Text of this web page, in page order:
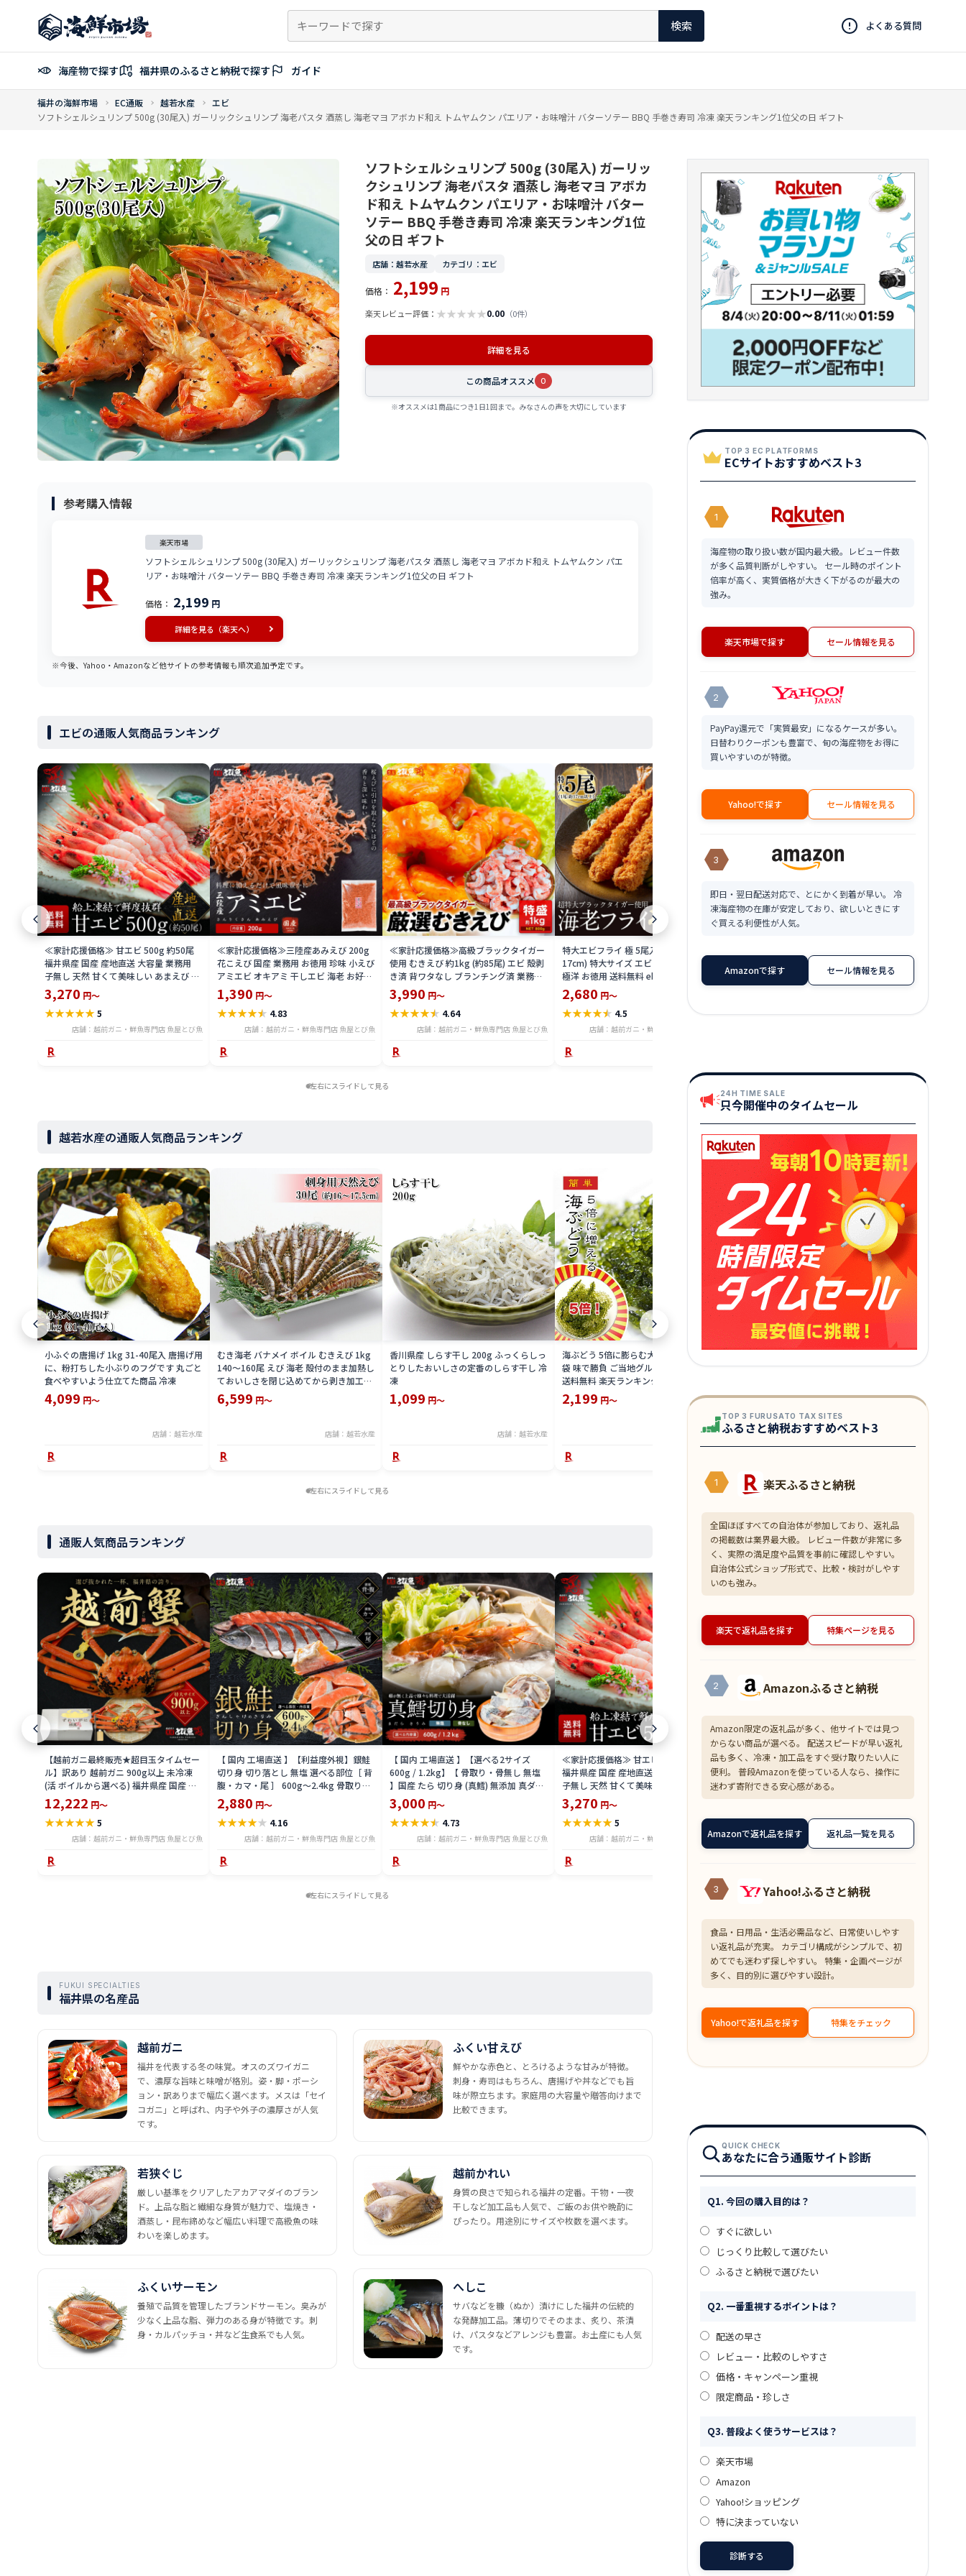
ン
へ
検索 よくある質問
海産物で探す 福井県のふるさと納税で探す ガイド
福井の海鮮市場 EC通販 越若水産
エビ
ソフトシェルシュリンプ 500g (30尾入) ガーリックシュリンプ 海老パスタ 酒蒸し 海老マヨ アボカド和え トムヤムクン パエリア・お味噌汁 バターソテー BBQ 手巻き寿司 冷凍 楽天ランキング1位父の日 ギフト
ソフトシェルシュリンプ 500g (30尾入) ガーリッ
クシュリンプ 海老パスタ 酒蒸し 海老マヨ アボカ
ド和え トムヤムクン パエリア・お味噌汁 バター
ソテー BBQ 手巻き寿司 冷凍 楽天ランキング1位
父の日 ギフト
店舗：越若水産 カテゴリ：エビ
価格： 2,199 円
楽天レビュー評価： ★★★★★0.00 （0件）
詳細を見る
この商品オススメ 0
※オススメは1商品につき1日1回まで。みなさんの声を大切にしています
参考購入情報
楽天市場
ソフトシェルシュリンプ 500g (30尾入) ガーリックシュリンプ 海老パスタ 酒蒸し 海老マヨ アボカド和え トムヤムクン パエ
リア・お味噌汁 バターソテー BBQ 手巻き寿司 冷凍 楽天ランキング1位父の日 ギフト
価格： 2,199 円
詳細を見る（楽天へ）
※今後、Yahoo・Amazonなど他サイトの参考情報も順次追加予定です。
エビの通販人気商品ランキング
≪家計応援価格≫ 甘エビ 500g 約50尾
福井県産 国産 産地直送 大容量 業務用
子無し 天然 甘くて美味しい あまえび ア
マエビ お刺身 お寿司 バーベキュー 船上
凍結 送料無料 amaebis
3,270 円～
★★★★★5
店舗：越前ガニ・鮮魚専門店 魚屋とび魚
≪家計応援価格≫三陸産あみえび 200g
花こえび 国産 業務用 お徳用 珍味 小えび
アミエビ オキアミ 干しエビ 海老 お好み
焼き チャーハン 焼きそば かき揚げ おつ
まみ 送料無料 amiebi2504
1,390 円～
★★★★★ 4.83
店舗：越前ガニ・鮮魚専門店 魚屋とび魚
≪家計応援価格≫高級ブラックタイガー
使用 むきえび 約1kg (約85尾) エビ 殻剥
き済 背ワタなし ブランチング済 業務用
お徳用 送料無料 eb2302-13ka
3,990 円～
★★★★★ 4.64
店舗：越前ガニ・鮮魚専門店 魚屋とび魚
特大エビフライ 極 5尾入 (1尾当たり約
17cm) 特大サイズ エビ 薄衣 キョクヨー
極洋 お徳用 送料無料 ebf2303-1a
2,680 円～
★★★★★ 4.5
店舗：越前ガニ・鮮魚専門店 魚屋とび魚
お徳用 珍味 小えび アキアミ 干しエビ 海
老 お好み焼き チャーハン 焼きそば かき
揚げ おつまみ 送料無料 c_hoshiebi2504
★★★★★3.71
えび ホッコク
格 限定 楽天
8,680
★
左右にスライドして見る
越若水産の通販人気商品ランキング
小ふぐの唐揚げ 1kg 31-40尾入 唐揚げ用
に、粉打ちした小ぶりのフグです 丸ごと
食べやすいよう仕立てた商品 冷凍
4,099 円～
店舗：越若水産
むき海老 バナメイ ボイル むきえび 1kg
140〜160尾 えび 海老 殻付のまま加熱し
ておいしさを閉じ込めてから剥き加工を
した ボイル むきえび えび本来の旨みと
歯ざわりを楽しめる無保水タイプ 冷凍
6,599 円～
店舗：越若水産
香川県産 しらす干し 200g ふっくらしっ
とりしたおいしさの定番のしらす干し 冷
凍
1,099 円～
店舗：越若水産
海ぶどう 5倍に膨らむ大容量 x3パック 6
袋 味で勝負 ご当地グルメ 常温 メール便
送料無料 楽天ランキング1位父の日 ギフ
ト
2,199 円～
店舗：越若水産
な脂の天然日本さばの塩焼です 解凍だけ
1,199円～
店舗：越若水産
エイヒレ 冷
どに旨みの出
凍 えいひれ え
3,799
左右にスライドして見る
通販人気商品ランキング
【越前ガニ最終販売★超目玉タイムセー
ル】訳あり 越前ガニ 900g以上 未冷凍
(活 ボイルから選べる) 福井県産 国産 産
地直送 脚折れ 訳ありカニ 越前がに ズワ
イガニ 越前 かに 送料無料 etz-900w
12,222 円～
★★★★★5
店舗：越前ガニ・鮮魚専門店 魚屋とび魚
【 国内 工場直送 】【利益度外視】銀鮭
切り身 切り落とし 無塩 選べる部位［ 背
腹・カマ・尾 ］ 600g〜2.4kg 骨取り・
骨無し 骨あり 切り落とし 骨取り・骨無
し 切身 ses2301-12ka
2,880 円～
★★★★★ 4.16
店舗：越前ガニ・鮮魚専門店 魚屋とび魚
【 国内 工場直送 】【選べる2サイズ
600g / 1.2kg】【 骨取り・骨無し 無塩
】国産 たら 切り身 (真鱈) 無添加 真ダラ
骨抜き 鍋 フライ ホイル焼き 送料無料
tar2306-12ka
3,000 円～
★★★★★ 4.73
店舗：越前ガニ・鮮魚専門店 魚屋とび魚
≪家計応援価格≫ 甘エビ 500g 約50尾
福井県産 国産 産地直送 大容量 業務用
子無し 天然 甘くて美味しい あまえび ア
マエビ お刺身 お寿司 バーベキュー 船上
凍結 送料無料 amaebis
3,270 円～
★★★★★5
店舗：越前ガニ・鮮魚専門店 魚屋とび魚
【超目玉】ズワイガニ むき身 爪下 1kg
(解凍後800g) 蟹 かに 冷凍 訳あり 送料無
料 zkani2410
6,999
★★★★★4.33
店舗：越前ガニ・鮮魚専門店 魚屋とび魚
焼き チャーハ
1,390
★
左右にスライドして見る
FUKUI SPECIALTIES
福井県の名産品
越前ガニ
福井を代表する冬の味覚。オスのズワイガニ
で、濃厚な旨味と味噌が格別。姿・脚・ポーシ
ョン・訳ありまで幅広く選べます。メスは「セイ
コガニ」と呼ばれ、内子や外子の濃厚さが人気
です。
ふくい甘えび
鮮やかな赤色と、とろけるような甘みが特徴。
刺身・寿司はもちろん、唐揚げや丼などでも旨
味が際立ちます。家庭用の大容量や贈答向けまで
比較できます。
若狭ぐじ
厳しい基準をクリアしたアカアマダイのブラン
ド。上品な脂と繊細な身質が魅力で、塩焼き・
酒蒸し・昆布締めなど幅広い料理で高級魚の味
わいを楽しめます。
越前かれい
身質の良さで知られる福井の定番。干物・一夜
干しなど加工品も人気で、ご飯のお供や晩酌に
ぴったり。用途別にサイズや枚数を選べます。
ふくいサーモン
養殖で品質を管理したブランドサーモン。臭みが
少なく上品な脂、弾力のある身が特徴です。刺
身・カルパッチョ・丼など生食系でも人気。
へしこ
サバなどを糠（ぬか）漬けにした福井の伝統的
な発酵加工品。薄切りでそのまま、炙り、茶漬
け、パスタなどアレンジも豊富。お土産にも人気
です。
TOP 3 EC PLATFORMS
ECサイトおすすめベスト3
1
海産物の取り扱い数が国内最大級。レビュー件数
が多く品質判断がしやすい。 セール時のポイント
倍率が高く、実質価格が大きく下がるのが最大の
強み。
楽天市場で探す セール情報を見る
2
PayPay還元で「実質最安」になるケースが多い。
日替わりクーポンも豊富で、旬の海産物をお得に
買いやすいのが特徴。
Yahoo!で探す セール情報を見る
3
即日・翌日配送対応で、とにかく到着が早い。 冷
凍海産物の在庫が安定しており、欲しいときにす
ぐ買える利便性が人気。
Amazonで探す セール情報を見る
24H TIME SALE
只今開催中のタイムセール
TOP 3 FURUSATO TAX SITES
ふるさと納税おすすめベスト3
1 楽天ふるさと納税
全国ほぼすべての自治体が参加しており、返礼品
の掲載数は業界最大級。 レビュー件数が非常に多
く、実際の満足度や品質を事前に確認しやすい。
自治体公式ショップ形式で、比較・検討がしやす
いのも強み。
楽天で返礼品を探す 特集ページを見る
2 Amazonふるさと納税
Amazon限定の返礼品が多く、他サイトでは見つ
からない商品が選べる。 配送スピードが早い返礼
品も多く、冷凍・加工品をすぐ受け取りたい人に
便利。 普段Amazonを使っている人なら、操作に
迷わず寄附できる安心感がある。
Amazonで返礼品を探す 返礼品一覧を見る
3 Yahoo!ふるさと納税
食品・日用品・生活必需品など、日常使いしやす
い返礼品が充実。 カテゴリ構成がシンプルで、初
めてでも迷わず探しやすい。 特集・企画ページが
多く、目的別に選びやすい設計。
Yahoo!で返礼品を探す 特集をチェック
QUICK CHECK
あなたに合う通販サイト診断
Q1. 今回の購入目的は？
すぐに欲しい
じっくり比較して選びたい
ふるさと納税で選びたい
Q2. 一番重視するポイントは？
配送の早さ
レビュー・比較のしやすさ
価格・キャンペーン重視
限定商品・珍しさ
Q3. 普段よく使うサービスは？
楽天市場
Amazon
Yahoo!ショッピング
特に決まっていない
診断する